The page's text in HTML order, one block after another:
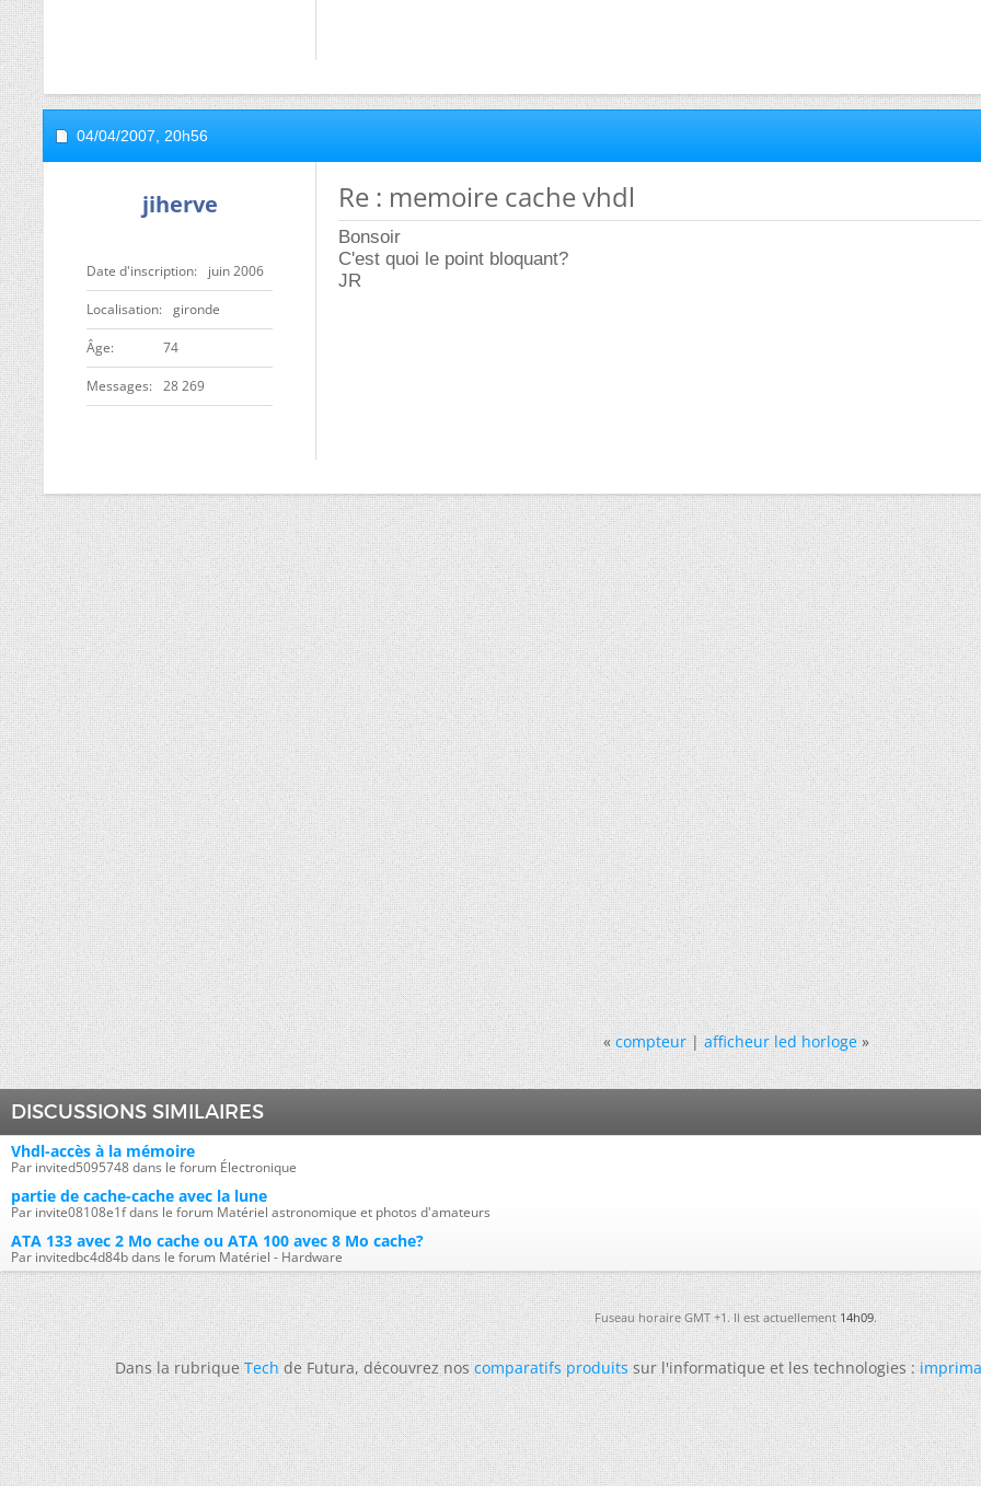
04/04/2007, 20h56
jiherve
Date d'inscription juin 2006
Localisation gironde
ge 74
Messages 28 269
Re : memoire cache vhdl
Bonsoir
C'est quoi le point bloquant?
JR
« compteur|afficheur led horloge »
DISCUSSIONS SIMILAIRES
Vhdl-accès à la mémoire
Par invited5095748 dans le forum Électronique
partie de cache-cache avec la lune
Par invite08108e1f dans le forum Matériel astronomique et photos d'amateurs
ATA 133 avec 2 Mo cache ou ATA 100 avec 8 Mo cache?
Par invitedbc4d84b dans le forum Matériel - Hardware
Fuseau horaire GMT +1. Il est actuellement14h09.
Dans la rubriqueTechde Futura, découvrez noscomparatifs produitssur l'informatique et les technologies :